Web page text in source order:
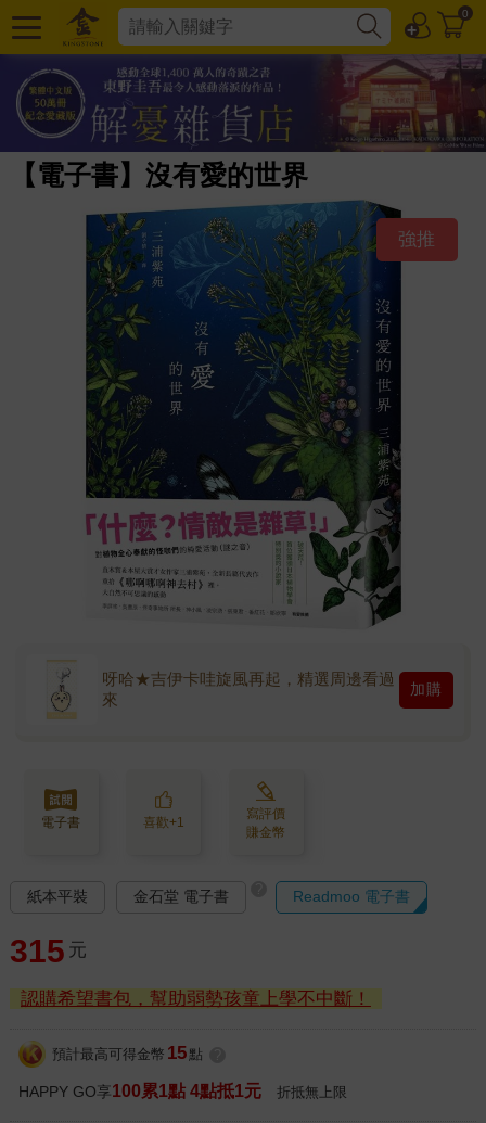
0
【電子書】沒有愛的世界
強推
呀哈★吉伊卡哇旋風再起，精選周邊看過
來
加購
電子書 喜歡+1
寫評價
賺金幣
紙本平裝 金石堂 電子書 Readmoo 電子書
315 元
認購希望書包，幫助弱勢孩童上學不中斷！
預計最高可得金幣 15 點
HAPPY GO享100累1點 4點抵1元 折抵無上限